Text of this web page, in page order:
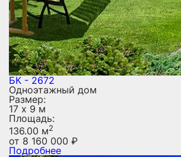
БК - 2672
Одноэтажный дом
Размер:
17 х 9 м
Площадь:
136.00 м2
от 8 160 000 ₽
Подробнее